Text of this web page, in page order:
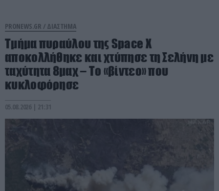
PRONEWS.GR / ΔΙΑΣΤΗΜΑ
Τμήμα πυραύλου της Space X
αποκολλήθηκε και χτύπησε τη Σελήνη με
ταχύτητα 8μαχ – Το «βίντεο» που
κυκλοφόρησε
05.08.2026 | 21:31